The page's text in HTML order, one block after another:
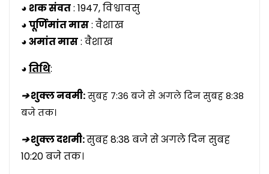
◕ शक संवत: 1947, विश्वावसु
◕ पूर्णिमांत मास: वैशाख
◕ अमांत मास: वैशाख
◕तिथि:
➔शुक्ल नवमी:सुबह 7:36 बजे से अगले दिन सुबह 8:38
बजे तक।
➔शुक्ल दशमी:सुबह 8:38 बजे से अगले दिन सुबह
10:20 बजे तक।